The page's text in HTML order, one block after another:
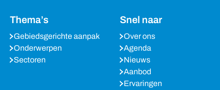
Thema’s
Gebiedsgerichte aanpak
Onderwerpen
Sectoren
Snel naar
Over ons
Agenda
Nieuws
Aanbod
Ervaringen